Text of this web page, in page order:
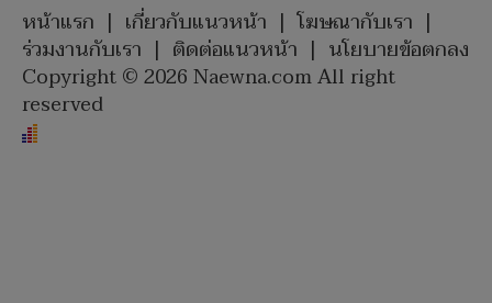
หน้าแรก | เกี่ยวกับแนวหน้า | โฆษณากับเรา |
ร่วมงานกับเรา | ติดต่อแนวหน้า | นโยบายข้อตกลง
Copyright © 2026 Naewna.com All right
reserved